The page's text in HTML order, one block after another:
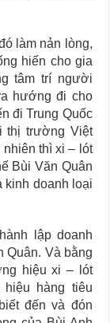
làm nản lòng,
hiến cho gia
tâm trí người
hướng đi cho
đi Trung Quốc
thị trường Việt
nhiên thì xi – lót
Bùi Văn Quân
kinh doanh loại
lập doanh
Quân. Và bằng
hiệu xi – lót
hàng tiêu
đến và đón